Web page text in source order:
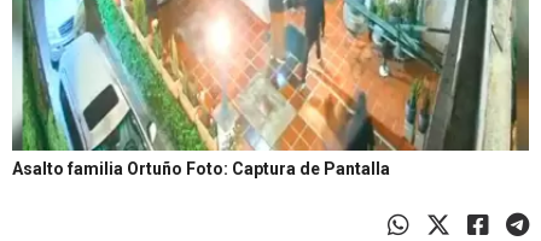
Asalto familia Ortuño Foto: Captura de Pantalla